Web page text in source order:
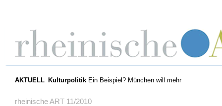
AKTUELL KulturpolitikEin Beispiel? München will mehr
rheinische ART 11/2010